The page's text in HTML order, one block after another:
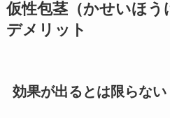
仮性包茎（かせいほう
デメリット
効果が出るとは限らない